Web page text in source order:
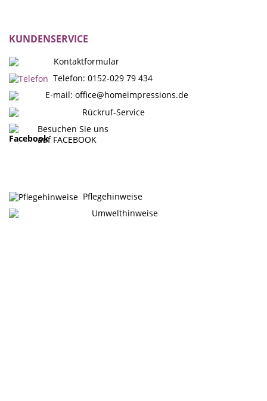
KUNDENSERVICE
Kontaktformular
Telefon: 0152-029 79 434
E-mail: office@homeimpressions.de
Rückruf-Service
Besuchen Sie uns
auf FACEBOOK
Pflegehinweise
Umwelthinweise